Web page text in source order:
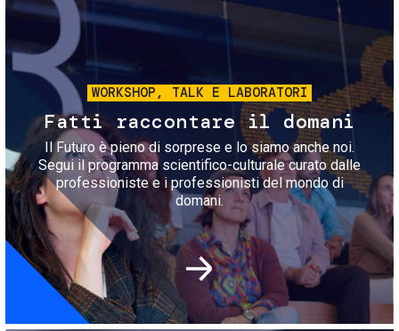
Immagine
WORKSHOP, TALK E LABORATORI
Fatti raccontare il domani
Il Futuro è pieno di sorprese e lo siamo anche noi.
Segui il programma scientifico-culturale curato dalle
professioniste e i professionisti del mondo di
domani.